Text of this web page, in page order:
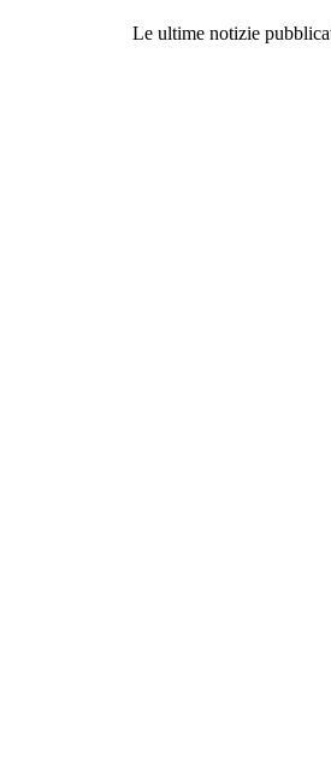
Le ultime notizie